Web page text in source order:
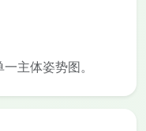
主体姿势图。